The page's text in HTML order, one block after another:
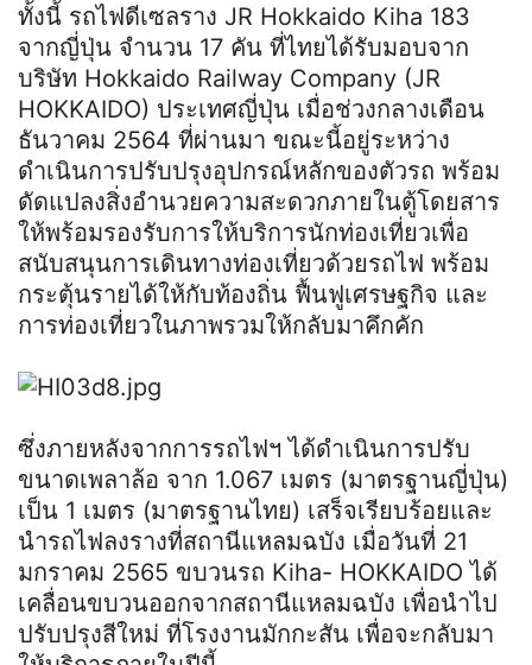
ทั้งนี้ รถไฟดีเซลราง JR Hokkaido Kiha 183
จากญี่ปุ่น จำนวน 17 คัน ที่ไทยได้รับมอบจาก
บริษัท Hokkaido Railway Company (JR
HOKKAIDO) ประเทศญี่ปุ่น เมื่อช่วงกลางเดือน
ธันวาคม 2564 ที่ผ่านมา ขณะนี้อยู่ระหว่าง
ดำเนินการปรับปรุงอุปกรณ์หลักของตัวรถ พร้อม
ดัดแปลงสิ่งอำนวยความสะดวกภายในตู้โดยสาร
ให้พร้อมรองรับการให้บริการนักท่องเที่ยวเพื่อ
สนับสนุนการเดินทางท่องเที่ยวด้วยรถไฟ พร้อม
กระตุ้นรายได้ให้กับท้องถิ่น ฟื้นฟูเศรษฐกิจ และ
การท่องเที่ยวในภาพรวมให้กลับมาคึกคัก
ซึ่งภายหลังจากการรถไฟฯ ได้ดำเนินการปรับ
ขนาดเพลาล้อ จาก 1.067 เมตร (มาตรฐานญี่ปุ่น)
เป็น 1 เมตร (มาตรฐานไทย) เสร็จเรียบร้อยและ
นำรถไฟลงรางที่สถานีแหลมฉบัง เมื่อวันที่ 21
มกราคม 2565 ขบวนรถ Kiha- HOKKAIDO ได้
เคลื่อนขบวนออกจากสถานีแหลมฉบัง เพื่อนำไป
ปรับปรุงสีใหม่ ที่โรงงานมักกะสัน เพื่อจะกลับมา